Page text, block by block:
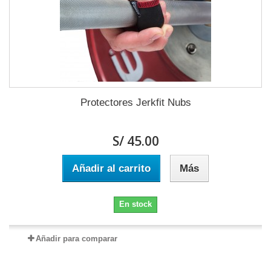
Protectores Jerkfit Nubs
S/ 45.00
Añadir al carrito Más
En stock
Añadir para comparar